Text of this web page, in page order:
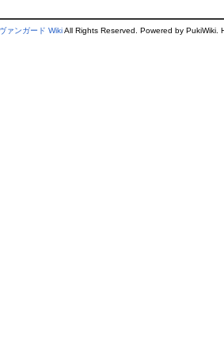
ァンガード WikiAll Rights Reserved. Powered by PukiWiki.